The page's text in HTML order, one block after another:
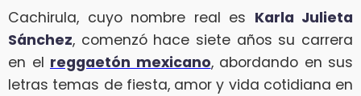
Cachirula, cuyo nombre real es Karla Julieta
Sánchez, comenzó hace siete años su carrera
en el reggaetón mexicano, abordando en sus
letras temas de fiesta, amor y vida cotidiana en